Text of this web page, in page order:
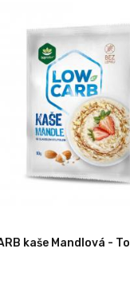
kaše Mandlová -